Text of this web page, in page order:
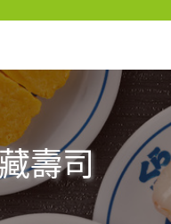
壽司